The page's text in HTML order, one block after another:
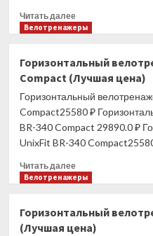
Читать далееПрочитать
больше
TRUE
UC400
с
консолью
16
(Лучшая
Велотренажеры
Горизонтальный
Compact (Лучшая цена)
Горизонтальный
Compact25580 ₽
BR-340 Compact 29890.0 ₽
UnixFit BR-340
Читать далееПрочитать
больше
велотренажер
UNIXFIT
Велотренажеры
Горизонтальный
(Лучшая цена)